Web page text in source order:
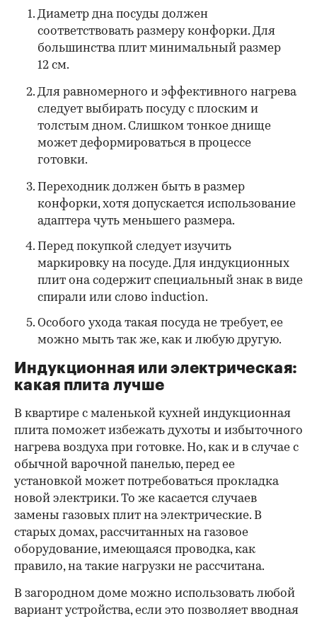
Диаметр дна посуды должен
соответствовать размеру конфорки. Для
большинства плит минимальный размер
12 см.
Для равномерного и эффективного нагрева
следует выбирать посуду с плоским и
толстым дном. Слишком тонкое днище
может деформироваться в процессе
готовки.
Переходник должен быть в размер
конфорки, хотя допускается использование
адаптера чуть меньшего размера.
Перед покупкой следует изучить
маркировку на посуде. Для индукционных
плит она содержит специальный знак в виде
спирали или слово induction.
Особого ухода такая посуда не требует, ее
можно мыть так же, как и любую другую.
Индукционная или электрическая:
какая плита лучше
В квартире с маленькой кухней индукционная
плита поможет избежать духоты и избыточного
нагрева воздуха при готовке. Но, как и в случае с
обычной варочной панелью, перед ее
установкой может потребоваться прокладка
новой электрики. То же касается случаев
замены газовых плит на электрические. В
старых домах, рассчитанных на газовое
оборудование, имеющаяся проводка, как
правило, на такие нагрузки не рассчитана.
В загородном доме можно использовать любой
вариант устройства, если это позволяет вводная